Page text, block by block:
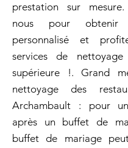
prestation sur mesure.
nous pour
personnalisé et
services de
supérieure !. Grand
nettoyage des
Archambault : pour
après un buffet de
buffet de mariage